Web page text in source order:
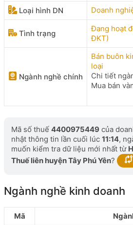
Loại hình DN
Doanh
Tình trạng
Đang hoạt
ĐKT)
Ngành nghề chính
Bán buôn
loại
Chi tiết
Mua bán
Mã số thuế 4400975449 của
nhật thông tin lần cuối lúc 11:14,
muốn kiểm tra dữ liệu mới nhất từ
Thuế liên huyện Tây Phú Yên?
Ngành nghề kinh doanh
Mã